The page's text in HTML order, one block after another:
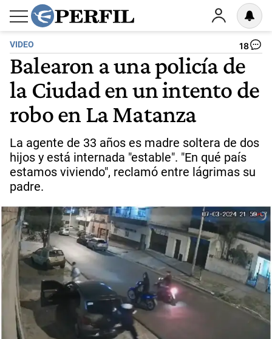
VIDEO 18
Balearon a una policía de
la Ciudad en un intento de
robo en La Matanza
La agente de 33 años es madre soltera de dos
hijos y está internada "estable". "En qué país
estamos viviendo", reclamó entre lágrimas su
padre.